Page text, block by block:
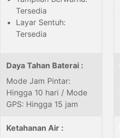
Tersedia
Layar Sentuh:
Tersedia
Daya Tahan Baterai :
Mode Jam Pintar:
Hingga 10 hari / Mode
GPS: Hingga 15 jam
Ketahanan Air :